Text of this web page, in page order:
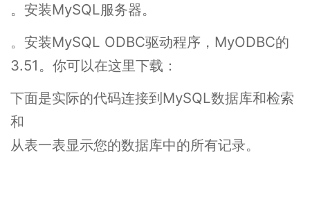
。安装MySQL服务器。
。安装MySQL ODBC驱动程序，MyODBC的
3.51。你可以在这里下载：
下面是实际的代码连接到MySQL数据库和检索
和
从表一表显示您的数据库中的所有记录。